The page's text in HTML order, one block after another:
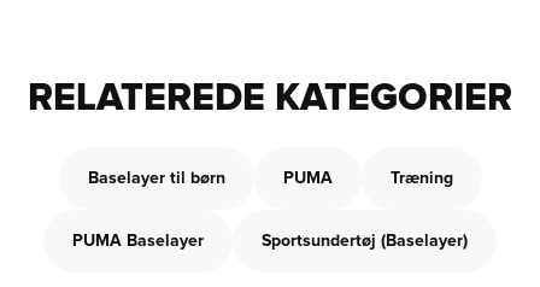
RELATEREDE KATEGORIER
Baselayer til børn PUMA Træning
PUMA Baselayer Sportsundertøj (Baselayer)